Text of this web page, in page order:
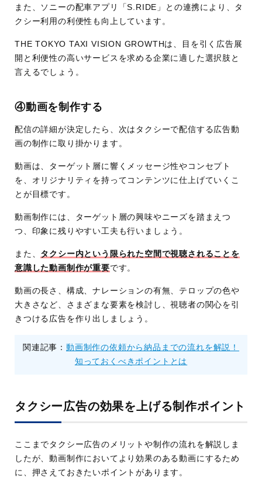
また、ソニーの配車アプリ「S.RIDE」との連携により、タ
クシー利用の利便性も向上しています。
THE TOKYO TAXI VISION GROWTHは、目を引く広告展
開と利便性の高いサービスを求める企業に適した選択肢と
言えるでしょう。
④動画を制作する
配信の詳細が決定したら、次はタクシーで配信する広告動
画の制作に取り掛かります。
動画は、ターゲット層に響くメッセージ性やコンセプト
を、オリジナリティを持ってコンテンツに仕上げていくこ
とが目標です。
動画制作には、ターゲット層の興味やニーズを踏まえつ
つ、印象に残りやすい工夫も行いましょう。
また、 タクシー内という限られた空間で視聴されることを
意識した動画制作が重要です。
動画の長さ、構成、ナレーションの有無、テロップの色や
大きさなど、さまざまな要素を検討し、視聴者の関心を引
きつける広告を作り出しましょう。
関連記事： 動画制作の依頼から納品までの流れを解説！
知っておくべきポイントとは
タクシー広告の効果を上げる制作ポイント
ここまでタクシー広告のメリットや制作の流れを解説しま
したが、動画制作においてより効果のある動画にするため
に、押さえておきたいポイントがあります。